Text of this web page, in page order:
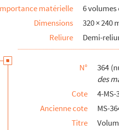
matérielle
6 volumes
Dimensions
320 × 240
Reliure
Demi-
N°
364
des
Cote
4-MS-
Ancienne cote
MS-
Titre